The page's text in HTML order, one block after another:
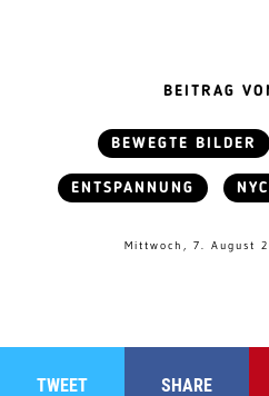
BEITRAG
BEWEGTE BILDER
ENTSPANNUNG NYC
Mittwoch, 7. August
TWEET SHARE